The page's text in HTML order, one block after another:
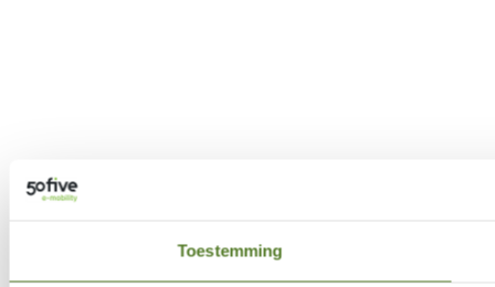
Toestemming